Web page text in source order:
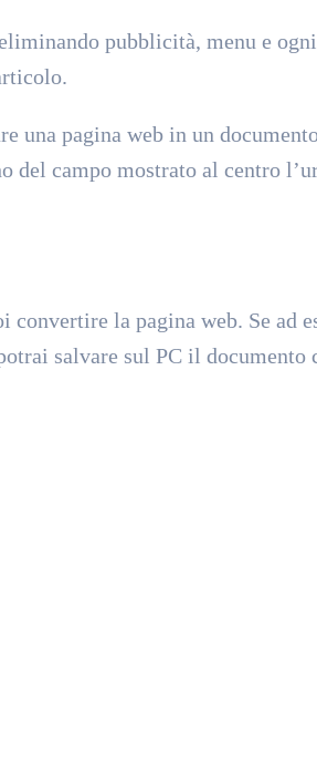
pubblicità, menu e
una pagina web in un
del campo mostrato al centro
la pagina web. Se ad
salvare sul PC il documento